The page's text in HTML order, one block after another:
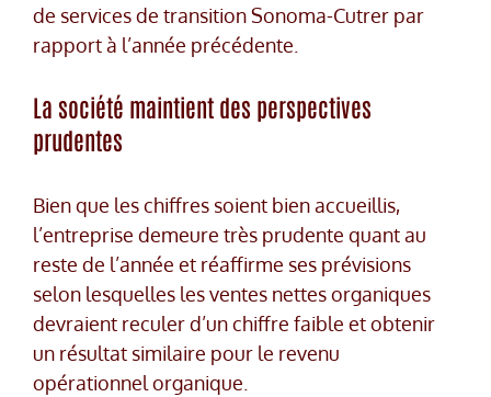
de services de transition Sonoma-Cutrer par
rapport à l’année précédente.
La société maintient des perspectives
prudentes
Bien que les chiffres soient bien accueillis,
l’entreprise demeure très prudente quant au
reste de l’année et réaffirme ses prévisions
selon lesquelles les ventes nettes organiques
devraient reculer d’un chiffre faible et obtenir
un résultat similaire pour le revenu
opérationnel organique.